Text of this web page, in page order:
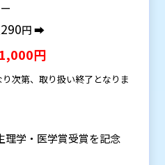
円 ➡
1,000円
次第、取り扱い終了となりま
理学・医学賞受賞を記念